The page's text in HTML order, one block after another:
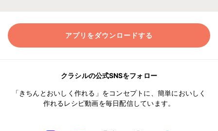
アプリをダウンロードする
クラシルの公式SNSをフォロー
「きちんとおいしく作れる」をコンセプトに、簡単においしく
作れるレシピ動画を毎日配信しています。